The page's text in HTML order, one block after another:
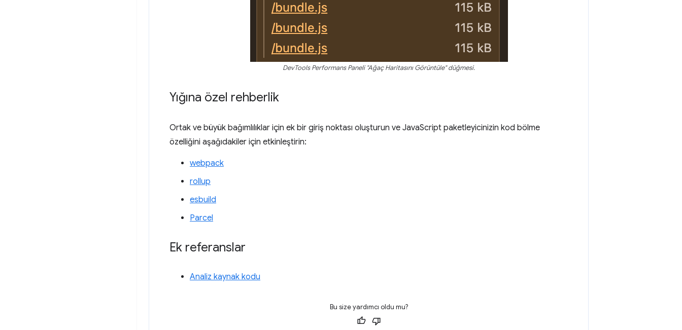
DevTools Performans Paneli "Ağaç Haritasını Görüntüle" düğmesi.
Yığına özel rehberlik
Ortak ve büyük bağımlılıklar için ek bir giriş noktası oluşturun ve JavaScript paketleyicinizin kod bölme
özelliğini aşağıdakiler için etkinleştirin:
webpack
rollup
esbuild
Parcel
Ek referanslar
Analiz kaynak kodu
Bu size yardımcı oldu mu?